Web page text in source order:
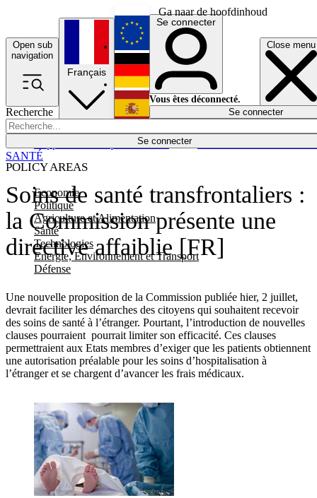
Ga naar de hoofdinhoud
Open sub
navigation
Close menu
Recherche
Se connecter
POLICY AREAS
Economie
Politique
Agriculture et Alimentation
Santé
Technologies
Energie, Environnement et Transport
Défense
Économie
Français
English
Deutsch
Español
Se connecter
Vous êtes déconnecté.
Se connecter
Soins de santé transfrontaliers :
la Commission présente une
directive affaiblie [FR]
Une nouvelle proposition de la Commission publiée hier, 2 juillet,
devrait faciliter les démarches des citoyens qui souhaitent recevoir
des soins de santé à l’étranger. Pourtant, l’introduction de nouvelles
clauses pourraient pourrait limiter son efficacité. Ces clauses
permettraient aux Etats membres d’exiger que les patients obtiennent
une autorisation préalable pour les soins d’hospitalisation à
l’étranger et se chargent d’avancer les frais médicaux.
SANTÉ